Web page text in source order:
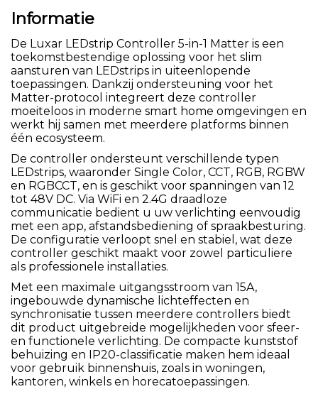
Informatie
De Luxar LEDstrip Controller 5-in-1 Matter is een
toekomstbestendige oplossing voor het slim
aansturen van LEDstrips in uiteenlopende
toepassingen. Dankzij ondersteuning voor het
Matter-protocol integreert deze controller
moeiteloos in moderne smart home omgevingen en
werkt hij samen met meerdere platforms binnen
één ecosysteem.
De controller ondersteunt verschillende typen
LEDstrips, waaronder Single Color, CCT, RGB, RGBW
en RGBCCT, en is geschikt voor spanningen van 12
tot 48V DC. Via WiFi en 2.4G draadloze
communicatie bedient u uw verlichting eenvoudig
met een app, afstandsbediening of spraakbesturing.
De configuratie verloopt snel en stabiel, wat deze
controller geschikt maakt voor zowel particuliere
als professionele installaties.
Met een maximale uitgangsstroom van 15A,
ingebouwde dynamische lichteffecten en
synchronisatie tussen meerdere controllers biedt
dit product uitgebreide mogelijkheden voor sfeer-
en functionele verlichting. De compacte kunststof
behuizing en IP20-classificatie maken hem ideaal
voor gebruik binnenshuis, zoals in woningen,
kantoren, winkels en horecatoepassingen.